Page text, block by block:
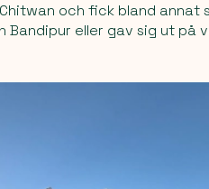
och fick bland annat
eller gav sig ut på